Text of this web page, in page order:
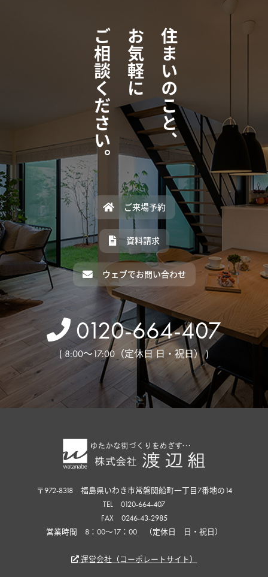
住まいのこと、
お気軽に
ご相談ください。
ご来場予約
資料請求
ウェブでお問い合わせ
0120-664-407
( 8:00～17:00（定休日 日・祝日） )
〒972-8318 福島県いわき市常磐関船町一丁目7番地の14
TEL 0120-664-407
FAX 0246-43-2985
営業時間 8：00〜17：00 （定休日 日・祝日）
運営会社（コーポレートサイト）